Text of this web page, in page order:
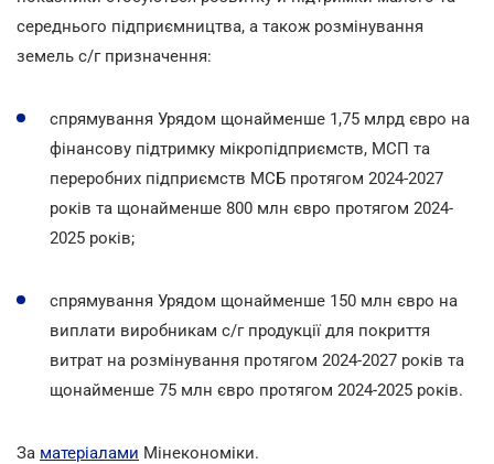
середнього підприємництва, а також розмінування
земель с/г призначення:
спрямування Урядом щонайменше 1,75 млрд євро на
фінансову підтримку мікропідприємств, МСП та
переробних підприємств МСБ протягом 2024-2027
років та щонайменше 800 млн євро протягом 2024-
2025 років;
спрямування Урядом щонайменше 150 млн євро на
виплати виробникам с/г продукції для покриття
витрат на розмінування протягом 2024-2027 років та
щонайменше 75 млн євро протягом 2024-2025 років.
За матеріалами Мінекономіки.